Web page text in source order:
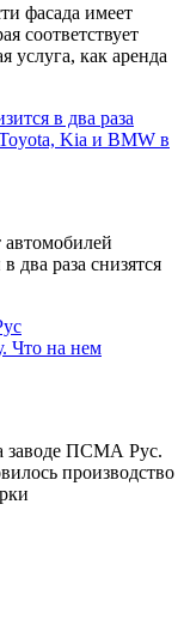
фасада имеет
соответствует
услуга, как аренда
Kia и BMW в
два раза снизятся
Что на нем
заводе ПСМА Рус.
производство